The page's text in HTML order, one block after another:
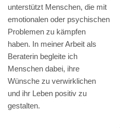
unterstützt Menschen, die mit
emotionalen oder psychischen
Problemen zu kämpfen
haben. In meiner Arbeit als
Beraterin begleite ich
Menschen dabei, ihre
Wünsche zu verwirklichen
und ihr Leben positiv zu
gestalten.